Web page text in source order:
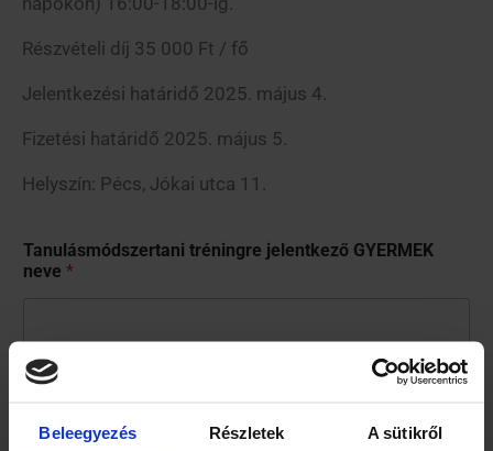
Beleegyezés Részletek A sütikről
Részvételi díj 35 000 Ft / fő
Jelentkezési határidő 2025. május 4.
Fizetési határidő 2025. május 5.
Helyszín: Pécs, Jókai utca 11.
Tanulásmódszertani tréningre jelentkező GYERMEK
neve *
Jelentkező Gyermek életkora